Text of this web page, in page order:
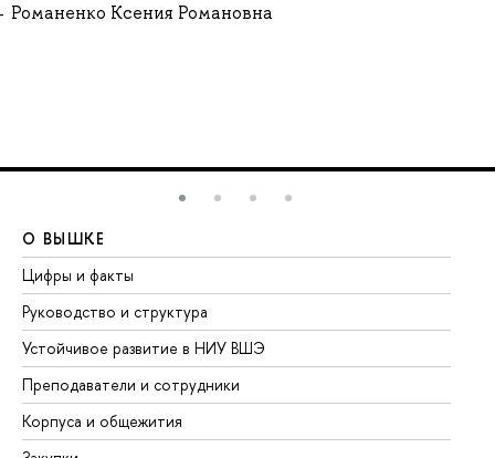
Романенко Ксения Романовна
О ВЫШКЕ
Цифры и факты
Руководство и структура
Устойчивое развитие в НИУ ВШЭ
Преподаватели и сотрудники
Корпуса и общежития